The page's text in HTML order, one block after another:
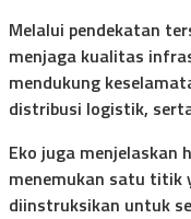
Melalui pendekatan
menjaga kualitas
mendukung
distribusi logistik,
Eko juga menjelaskan
menemukan satu titik
diinstruksikan untuk